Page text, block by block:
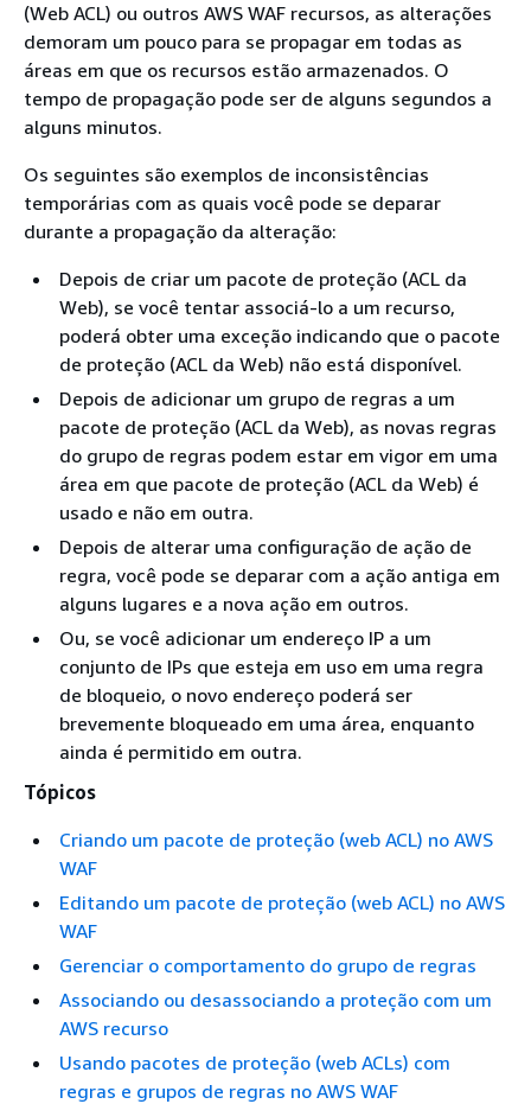
(Web ACL) ou outros AWS WAF recursos, as alterações
demoram um pouco para se propagar em todas as
áreas em que os recursos estão armazenados. O
tempo de propagação pode ser de alguns segundos a
alguns minutos.
Os seguintes são exemplos de inconsistências
temporárias com as quais você pode se deparar
durante a propagação da alteração:
Depois de criar um pacote de proteção (ACL da
Web), se você tentar associá-lo a um recurso,
poderá obter uma exceção indicando que o pacote
de proteção (ACL da Web) não está disponível.
Depois de adicionar um grupo de regras a um
pacote de proteção (ACL da Web), as novas regras
do grupo de regras podem estar em vigor em uma
área em que pacote de proteção (ACL da Web) é
usado e não em outra.
Depois de alterar uma configuração de ação de
regra, você pode se deparar com a ação antiga em
alguns lugares e a nova ação em outros.
Ou, se você adicionar um endereço IP a um
conjunto de IPs que esteja em uso em uma regra
de bloqueio, o novo endereço poderá ser
brevemente bloqueado em uma área, enquanto
ainda é permitido em outra.
Tópicos
Criando um pacote de proteção (web ACL) no AWS
WAF
Editando um pacote de proteção (web ACL) no AWS
WAF
Gerenciar o comportamento do grupo de regras
Associando ou desassociando a proteção com um
AWS recurso
Usando pacotes de proteção (web ACLs) com
regras e grupos de regras no AWS WAF